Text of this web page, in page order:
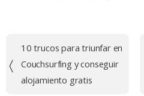
Navegación
de
entradas
10 trucos para triunfar en
Couchsurfing y conseguir
alojamiento gratis